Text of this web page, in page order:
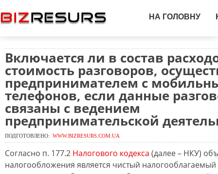
НА ГОЛОВНУ
Включается ли в состав
стоимость разговоров,
предпринимателем с
телефонов, если данные
связаны с ведением
предпринимательской
ПОДГОТОВЛЕНО: WWW.BIZRESURS.COM.UA
Согласно п. 177.2 Налогового кодекса (далее – НКУ)
налогообложения является чистый налогооблагаемый